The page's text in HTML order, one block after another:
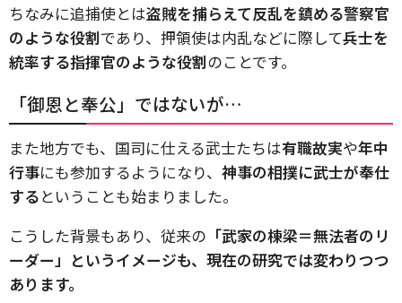
ちなみに追捕使とは盗賊を捕らえて反乱を鎮める警察官
のような役割であり、押領使は内乱などに際して兵士を
統率する指揮官のような役割のことです。
「御恩と奉公」ではないが…
また地方でも、国司に仕える武士たちは有職故実や年中
行事にも参加するようになり、 神事の相撲に武士が奉仕
するということも始まりました。
こうした背景もあり、従来の 「武家の棟梁＝無法者のリ
ーダー」というイメージも、現在の研究では変わりつつ
あります。